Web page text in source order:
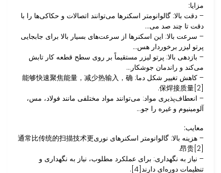
مزایا:
– دقت بالا: گالوانومتر اسکنرها می‌توانند اتصالات و حکاکی‌ها را با
دقت تا چند صد می…
– سرعت بالا: این اسکنرها از سرعت‌های بسیار بالا برای جابجایی
پرتو لیزر برخوردار هس…
– بازدهی بالا: پرتو لیزر مستقیماً بر روی سطح قطعه کار تابش
می‌کند و راندمان جوشکار…
– کاهش تغییر شکل دما: 能够快速聚焦能量，减少热输入，确
保焊接质量[2].
– انعطاف‌پذیری مواد: می‌توانند مواد مختلفی مانند فولاد، مس،
آلومینیوم و غیره را جو…
معایب:
– هزینه بالا: گالوانومتر اسکنرهای نوری通常比传统的扫描技术更
昂贵[2].
– نیاز به نگهداری: برای عملکرد مطلوب، نیاز به نگهداری و
تنظیمات دوره‌ای دارند[4].